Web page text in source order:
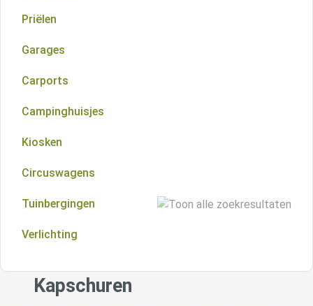
Startersets
Vloeren
Priëlen
Garages
Carports
Campinghuisjes
Kiosken
Circuswagens
Tuinbergingen
Houten tuinbergingen
Metalen tuinbergingen
Verlichting
Kapschuren